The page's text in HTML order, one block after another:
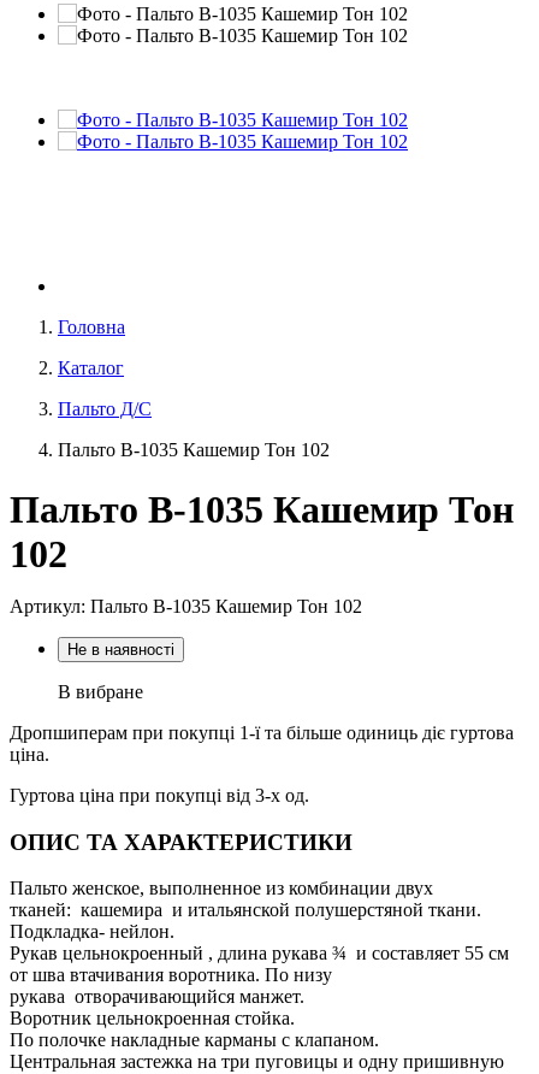
Головна
Каталог
Пальто Д/С
Пальто В-1035 Кашемир Тон 102
Пальто В-1035 Кашемир Тон
102
Артикул: Пальто В-1035 Кашемир Тон 102
Не в наявності
В вибране
Дропшиперам при покупці 1-ї та більше одиниць діє гуртова
ціна.
Гуртова ціна при покупці від 3-х од.
ОПИС ТА ХАРАКТЕРИСТИКИ
Пальто женское, выполненное из комбинации двух
тканей: кашемира и итальянской полушерстяной ткани.
Подкладка- нейлон.
Рукав цельнокроенный , длина рукава ¾ и составляет 55 см
от шва втачивания воротника. По низу
рукава отворачивающийся манжет.
Воротник цельнокроенная стойка.
По полочке накладные карманы с клапаном.
Центральная застежка на три пуговицы и одну пришивную